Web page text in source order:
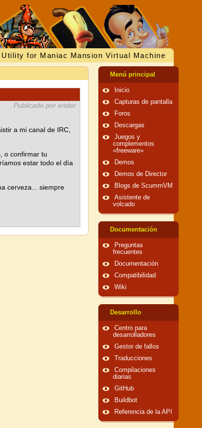
for Maniac Mansion Virtual Machine
Publicado por ender
a mi canal de IRC,
o confirmar tu
estar todo el día
cerveza... siempre
Menú principal
Inicio
Capturas de pantalla
Foros
Descargas
Juegos y
complementos
«freeware»
Demos
Demos de Director
Blogs de ScummVM
Asistente de
volcado
Documentación
Preguntas
frecuentes
Documentación
Compatibilidad
Wiki
Desarrollo
Centro para
desarrolladores
Gestor de fallos
Traducciones
Compilaciones
diarias
GitHub
Buildbot
Referencia de la API